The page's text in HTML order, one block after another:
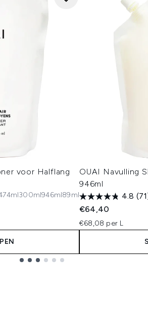
voor Halflang
300ml946ml89ml
OUAI Navulling
946ml
4.8
€64,40
€68,08 per L